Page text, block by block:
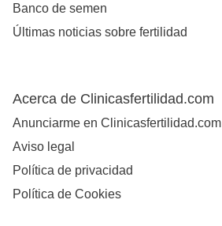
Banco de semen
Últimas noticias sobre fertilidad
Acerca de Clinicasfertilidad.com
Anunciarme en Clinicasfertilidad.com
Aviso legal
Política de privacidad
Política de Cookies